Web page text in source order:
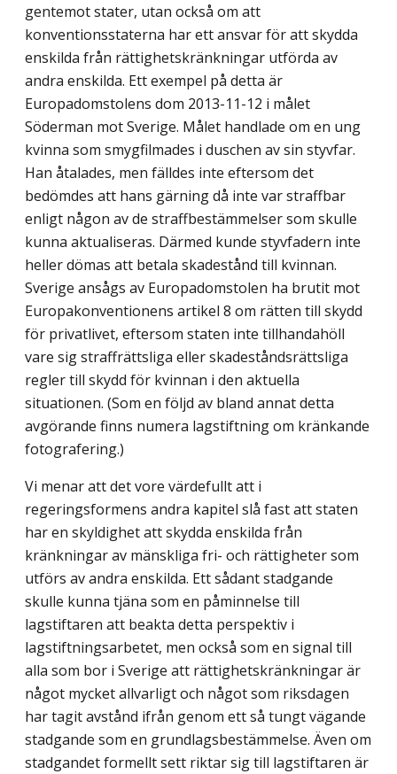
gentemot stater, utan också om att
konventionsstaterna har ett ansvar för att skydda
enskilda från rättighetskränkningar utförda av
andra enskilda. Ett exempel på detta är
Europadomstolens dom 2013-11-12 i målet
Söderman mot Sverige. Målet handlade om en ung
kvinna som smygfilmades i duschen av sin styvfar.
Han åtalades, men fälldes inte eftersom det
bedömdes att hans gärning då inte var straffbar
enligt någon av de straffbestämmelser som skulle
kunna aktualiseras. Därmed kunde styvfadern inte
heller dömas att betala skadestånd till kvinnan.
Sverige ansågs av Europadomstolen ha brutit mot
Europakonventionens artikel 8 om rätten till skydd
för privatlivet, eftersom staten inte tillhandahöll
vare sig straffrättsliga eller skadeståndsrättsliga
regler till skydd för kvinnan i den aktuella
situationen. (Som en följd av bland annat detta
avgörande finns numera lagstiftning om kränkande
fotografering.)
Vi menar att det vore värdefullt att i
regeringsformens andra kapitel slå fast att staten
har en skyldighet att skydda enskilda från
kränkningar av mänskliga fri- och rättigheter som
utförs av andra enskilda. Ett sådant stadgande
skulle kunna tjäna som en påminnelse till
lagstiftaren att beakta detta perspektiv i
lagstiftningsarbetet, men också som en signal till
alla som bor i Sverige att rättighetskränkningar är
något mycket allvarligt och något som riksdagen
har tagit avstånd ifrån genom ett så tungt vägande
stadgande som en grundlagsbestämmelse. Även om
stadgandet formellt sett riktar sig till lagstiftaren är